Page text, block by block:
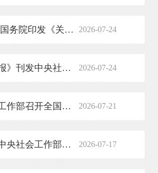
中共中央 国务院印发《关于加强新时代社会工作的意见》 2026-07-24
《人民日报》刊发中央社会工作部署名文章《推动新时代社会工作高质量发展 坚定不移走中国特色社会主义社会治理之路》 2026-07-24
中央社会工作部召开全国性行业协会商会新任职负责人集体谈话暨警示教育会 2026-07-21
民政部、中央社会工作部联合印发《社会组织评比表彰活动管理办法》 2026-07-17